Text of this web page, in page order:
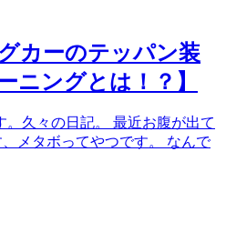
カーのテッパン装
ニングとは！？】
。久々の日記。 最近お腹が出て
メタボってやつです。 なんで